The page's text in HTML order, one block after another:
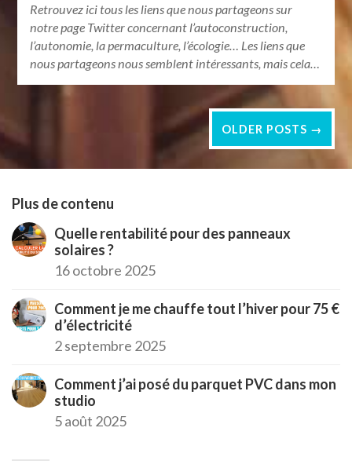
Retrouvez ici tous les liens que nous partageons sur
notre page Twitter concernant l’autoconstruction,
l’autonomie, la permaculture, l’écologie… Les liens que
nous partageons nous semblent intéressants, mais cela…
OLDER POSTS →
Plus de contenu
Quelle rentabilité pour des panneaux
solaires ?
16 octobre 2025
Comment je me chauffe tout l’hiver pour 75 €
d’électricité
2 septembre 2025
Comment j’ai posé du parquet PVC dans mon
studio
5 août 2025